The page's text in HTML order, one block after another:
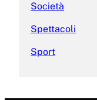
Società
Spettacoli
Sport